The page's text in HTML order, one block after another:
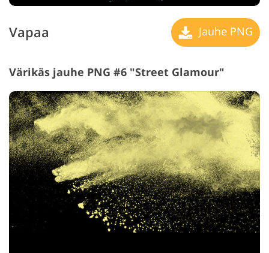
Vapaa Jauhe PNG
Värikäs jauhe PNG #6 "Street Glamour"